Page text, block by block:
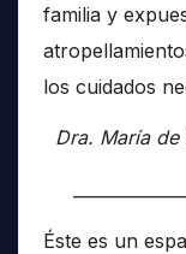
familia y
los cuidados
Dra. María
Éste es un